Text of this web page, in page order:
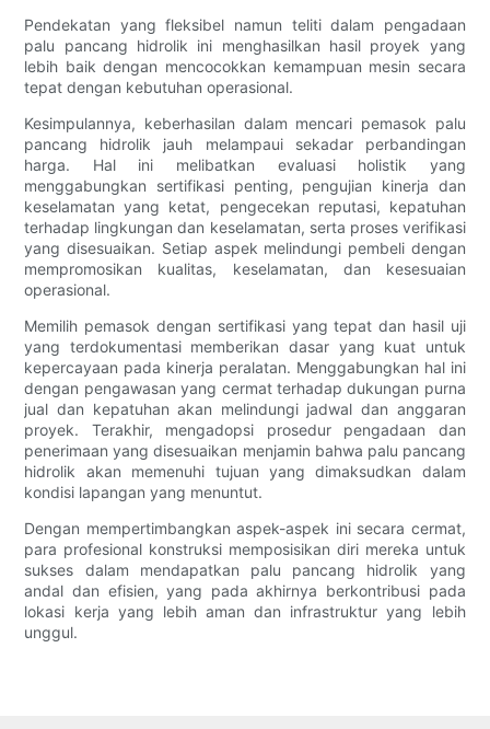
Pendekatan yang fleksibel namun teliti dalam pengadaan
palu pancang hidrolik ini menghasilkan hasil proyek yang
lebih baik dengan mencocokkan kemampuan mesin secara
tepat dengan kebutuhan operasional.
Kesimpulannya, keberhasilan dalam mencari pemasok palu
pancang hidrolik jauh melampaui sekadar perbandingan
harga. Hal ini melibatkan evaluasi holistik yang
menggabungkan sertifikasi penting, pengujian kinerja dan
keselamatan yang ketat, pengecekan reputasi, kepatuhan
terhadap lingkungan dan keselamatan, serta proses verifikasi
yang disesuaikan. Setiap aspek melindungi pembeli dengan
mempromosikan kualitas, keselamatan, dan kesesuaian
operasional.
Memilih pemasok dengan sertifikasi yang tepat dan hasil uji
yang terdokumentasi memberikan dasar yang kuat untuk
kepercayaan pada kinerja peralatan. Menggabungkan hal ini
dengan pengawasan yang cermat terhadap dukungan purna
jual dan kepatuhan akan melindungi jadwal dan anggaran
proyek. Terakhir, mengadopsi prosedur pengadaan dan
penerimaan yang disesuaikan menjamin bahwa palu pancang
hidrolik akan memenuhi tujuan yang dimaksudkan dalam
kondisi lapangan yang menuntut.
Dengan mempertimbangkan aspek-aspek ini secara cermat,
para profesional konstruksi memposisikan diri mereka untuk
sukses dalam mendapatkan palu pancang hidrolik yang
andal dan efisien, yang pada akhirnya berkontribusi pada
lokasi kerja yang lebih aman dan infrastruktur yang lebih
unggul.